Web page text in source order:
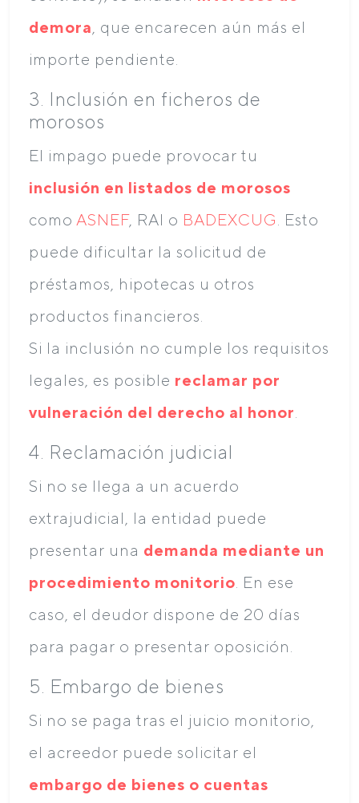
demora , que encarecen aún más el
importe pendiente.
3. Inclusión en ficheros de
morosos
El impago puede provocar tu
inclusión en listados de morosos
como ASNEF, RAI o BADEXCUG
. Esto
puede dificultar la solicitud de
préstamos, hipotecas u otros
productos financieros.
Si la inclusión no cumple los requisitos
legales, es posible reclamar por
vulneración del derecho al honor
4. Reclamación judicial
Si no se llega a un acuerdo
extrajudicial, la entidad puede
presentar una demanda mediante un
procedimiento monitorio . En ese
caso, el deudor dispone de 20 días
para pagar o presentar oposición.
5. Embargo de bienes
Si no se paga tras el juicio monitorio,
el acreedor puede solicitar el
embargo de bienes o cuentas